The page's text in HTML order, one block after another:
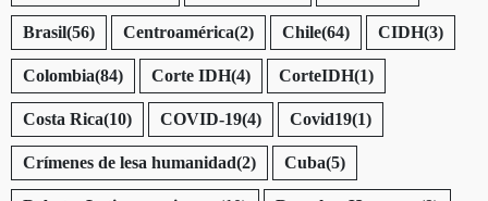
Brasil(56) Centroamérica(2) Chile(64) CIDH(3)
Colombia(84) Corte IDH(4) CorteIDH(1)
Costa Rica(10) COVID-19(4) Covid19(1)
Crímenes de lesa humanidad(2) Cuba(5)